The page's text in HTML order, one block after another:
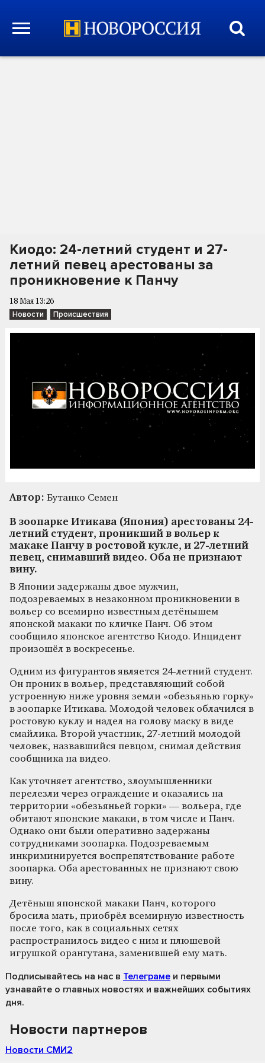
Киодо: 24-летний студент и 27-
летний певец арестованы за
проникновение к Панчу
18 Мая 13:26
Новости Происшествия
Автор: Бутанко Семен
В зоопарке Итикава (Япония) арестованы 24-
летний студент, проникший в вольер к
макаке Панчу в ростовой кукле, и 27-летний
певец, снимавший видео. Оба не признают
вину.
В Японии задержаны двое мужчин,
подозреваемых в незаконном проникновении в
вольер со всемирно известным детёнышем
японской макаки по кличке Панч. Об этом
сообщило японское агентство Киодо. Инцидент
произошёл в воскресенье.
Одним из фигурантов является 24-летний студент.
Он проник в вольер, представляющий собой
устроенную ниже уровня земли «обезьянью горку»
в зоопарке Итикава. Молодой человек облачился в
ростовую куклу и надел на голову маску в виде
смайлика. Второй участник, 27-летний молодой
человек, назвавшийся певцом, снимал действия
сообщника на видео.
Как уточняет агентство, злоумышленники
перелезли через ограждение и оказались на
территории «обезьяньей горки» — вольера, где
обитают японские макаки, в том числе и Панч.
Однако они были оперативно задержаны
сотрудниками зоопарка. Подозреваемым
инкриминируется воспрепятствование работе
зоопарка. Оба арестованных не признают свою
вину.
Детёныш японской макаки Панч, которого
бросила мать, приобрёл всемирную известность
после того, как в социальных сетях
распространилось видео с ним и плюшевой
игрушкой орангутана, заменившей ему мать.
Подписывайтесь на нас в Телеграме и первыми
узнавайте о главных новостях и важнейших событиях
дня.
Новости партнеров
Новости СМИ2